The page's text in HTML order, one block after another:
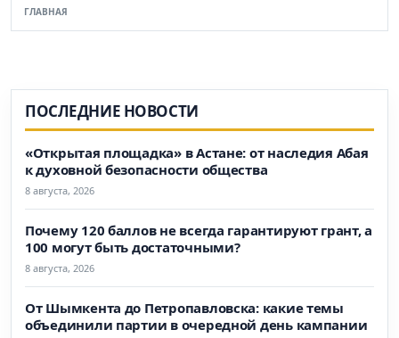
ГЛАВНАЯ
ПОСЛЕДНИЕ НОВОСТИ
«Открытая площадка» в Астане: от наследия Абая
к духовной безопасности общества
8 августа, 2026
Почему 120 баллов не всегда гарантируют грант, а
100 могут быть достаточными?
8 августа, 2026
От Шымкента до Петропавловска: какие темы
объединили партии в очередной день кампании